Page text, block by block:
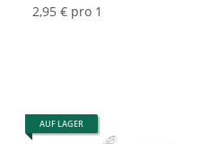
2,95 € pro 1
AUF LAGER